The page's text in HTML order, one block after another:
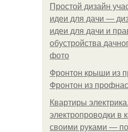
Простой дизайн
идеи для дачи —
идеи для дачи и
обустройства
фото
Фронтон крыши из
Фронтон из
Квартиры
электропроводки в
своими руками —